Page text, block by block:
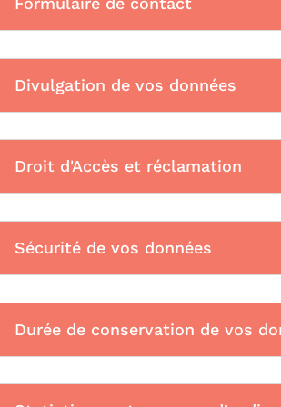
Divulgation de vos données
Droit d'Accès et réclamation
Sécurité de vos données
Durée de conservation de vos